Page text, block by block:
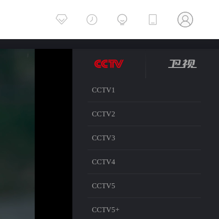
CCTV1
CCTV2
CCTV3
CCTV4
CCTV5
CCTV5+